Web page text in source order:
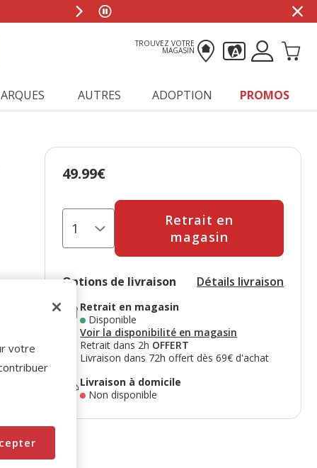
TROUVEZ VOTRE
MAGASIN
AUTRES ADOPTION PROMOS
Prix 49.99€
49.99€
Retrait en
magasin
Options de livraison Détails livraison
Retrait en magasin
Disponible
Voir la disponibilité en magasin
Retrait dans 2h OFFERT
Livraison dans 72h offert dès 69€ d'achat
Livraison à domicile
Non disponible
votre